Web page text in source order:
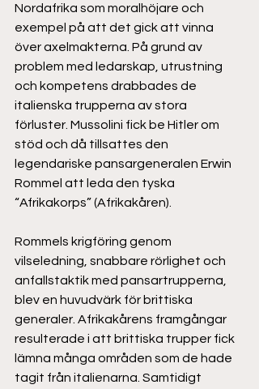
Nordafrika som moralhöjare och
exempel på att det gick att vinna
över axelmakterna. På grund av
problem med ledarskap, utrustning
och kompetens drabbades de
italienska trupperna av stora
förluster. Mussolini fick be Hitler om
stöd och då tillsattes den
legendariske pansargeneralen Erwin
Rommel att leda den tyska
“Afrikakorps” (Afrikakåren).
Rommels krigföring genom
vilseledning, snabbare rörlighet och
anfallstaktik med pansartrupperna,
blev en huvudvärk för brittiska
generaler. Afrikakårens framgångar
resulterade i att brittiska trupper fick
lämna många områden som de hade
tagit från italienarna. Samtidigt